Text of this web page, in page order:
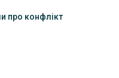
про конфлікт